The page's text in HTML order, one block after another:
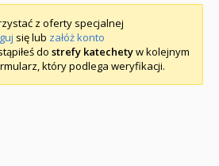
z oferty specjalnej
się lub załóż konto
do strefy katechetyw kolejnym
który podlega weryfikacji.